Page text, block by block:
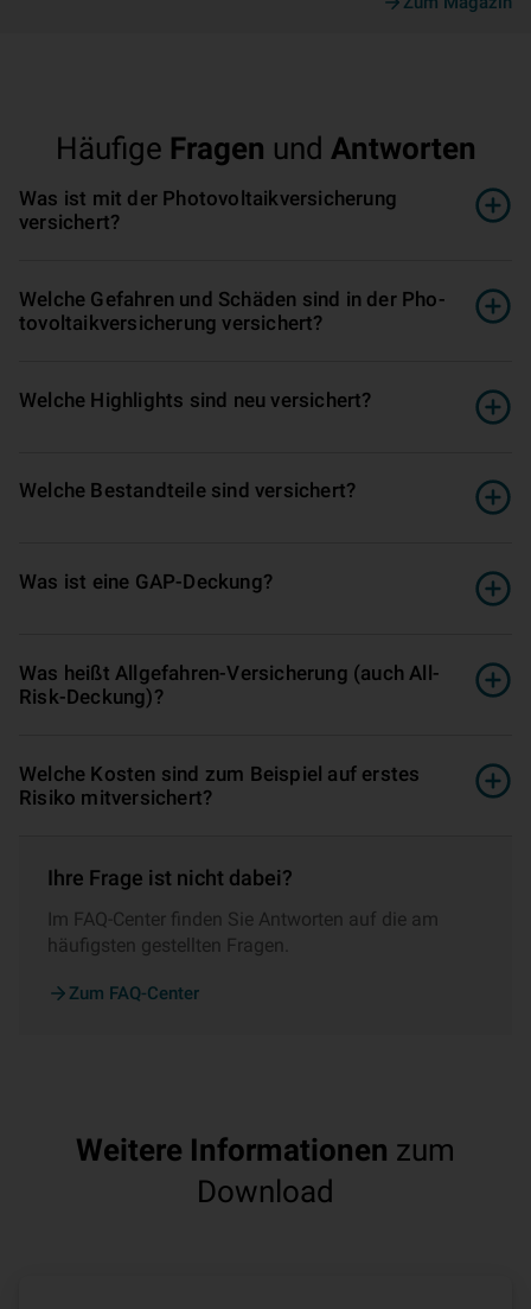
Häufige Fragen und Antworten
Was ist mit der Pho­to­vol­ta­ik­ver­si­che­rung
versichert?
Welche Gefahren und Schäden sind in der Pho­
to­vol­ta­ik­ver­si­che­rung versichert?
Welche Highlights sind neu versichert?
Welche Bestandteile sind versichert?
Was ist eine GAP-Deckung?
Was heißt Allgefahren-Ver­si­che­rung (auch All-
Risk-Deckung)?
Welche Kosten sind zum Beispiel auf erstes
Risiko mitversichert?
Ihre Frage ist nicht dabei?
Im FAQ-Center finden Sie Antworten auf die am
häufigsten gestellten Fragen.
Zum FAQ-Center
Weitere Informationen zum
Download